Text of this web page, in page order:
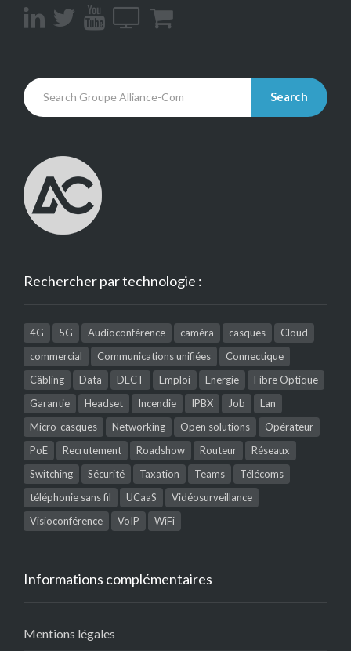
Search
Rechercher par technologie :
4G 5G Audioconférence caméra casques
Cloud
commercial
Communications unifiées
Connectique
Câbling
Data DECT Emploi Energie
Fibre Optique
Garantie
Headset Incendie IPBX Job
Lan
Micro-casques
Networking Open solutions
Opérateur
PoE
Recrutement Roadshow Routeur
Réseaux
Switching
Sécurité Taxation Teams
Télécoms
téléphonie sans fil
UCaaS
Vidéosurveillance
Visioconférence
VoIP WiFi
Informations complémentaires
Mentions légales